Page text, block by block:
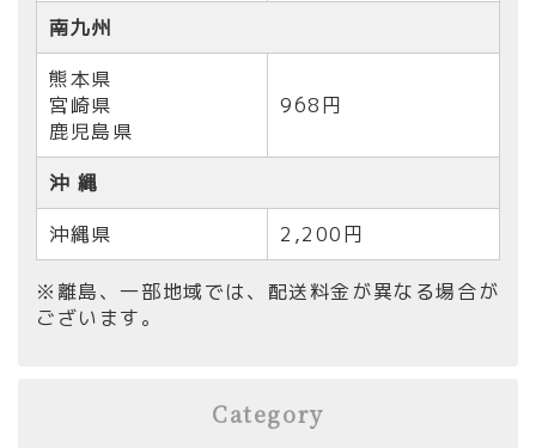
南九州
熊本県
宮崎県
鹿児島県
968円
沖 縄
沖縄県
2,200円
※離島、一部地域では、配送料金が異なる場合が
ございます。
Category